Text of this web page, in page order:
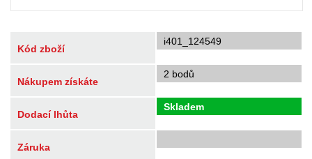
Kód zboží
i401_124549
Nákupem získáte
2 bodů
Dodací lhůta
Skladem
Záruka